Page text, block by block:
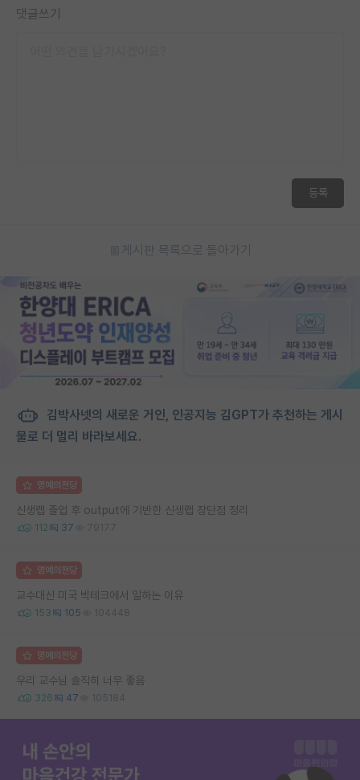
댓글쓰기
등록
게시판 목록으로 돌아가기
김박사넷의 새로운 거인, 인공지능 김GPT가 추천하는 게시
물로 더 멀리 바라보세요.
명예의전당
신생랩 졸업 후 output에 기반한 신생랩 장단점 정리
112 37 79177
명예의전당
교수대신 미국 빅테크에서 일하는 이유
153 105 104448
명예의전당
우리 교수님 솔직히 너무 좋음
326 47 105184